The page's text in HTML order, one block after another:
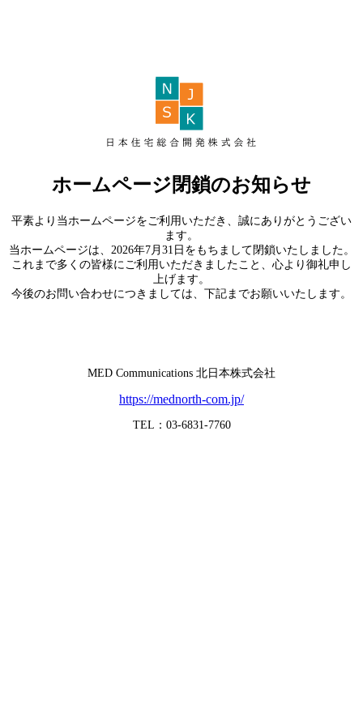
ホームページ閉鎖のお知らせ
平素より当ホームページをご利用いただき、誠にありがとうござい
ます。
当ホームページは、2026年7月31日をもちまして閉鎖いたしました。
これまで多くの皆様にご利用いただきましたこと、心より御礼申し
上げます。
今後のお問い合わせにつきましては、下記までお願いいたします。
MED Communications 北日本株式会社
https://mednorth-com.jp/
TEL：03-6831-7760